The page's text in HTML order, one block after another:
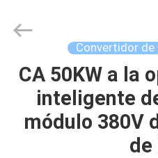
INICIO
PRODUCTOS
New
Energy
Rights
Reserved.
Convertidor de
CA 50KW a la
inteligente
módulo 380V
de